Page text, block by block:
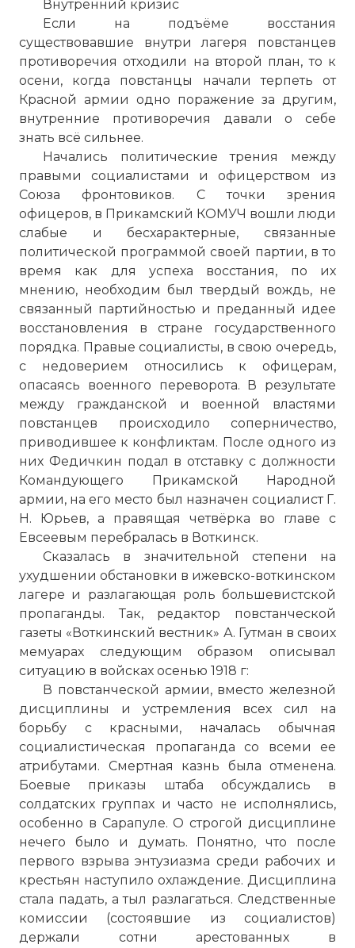
Внутренний кризис
Если на подъёме восстания
существовавшие внутри лагеря повстанцев
противоречия отходили на второй план, то к
осени, когда повстанцы начали терпеть от
Красной армии одно поражение за другим,
внутренние противоречия давали о себе
знать всё сильнее.
Начались политические трения между
правыми социалистами и офицерством из
Союза фронтовиков. С точки зрения
офицеров, в Прикамский КОМУЧ вошли люди
слабые и бесхарактерные, связанные
политической программой своей партии, в то
время как для успеха восстания, по их
мнению, необходим был твердый вождь, не
связанный партийностью и преданный идее
восстановления в стране государственного
порядка. Правые социалисты, в свою очередь,
с недоверием относились к офицерам,
опасаясь военного переворота. В результате
между гражданской и военной властями
повстанцев происходило соперничество,
приводившее к конфликтам. После одного из
них Федичкин подал в отставку с должности
Командующего Прикамской Народной
армии, на его место был назначен социалист Г.
Н. Юрьев, а правящая четвёрка во главе с
Евсеевым перебралась в Воткинск.
Сказалась в значительной степени на
ухудшении обстановки в ижевско-воткинском
лагере и разлагающая роль большевистской
пропаганды. Так, редактор повстанческой
газеты «Воткинский вестник» А. Гутман в своих
мемуарах следующим образом описывал
ситуацию в войсках осенью 1918 г:
В повстанческой армии, вместо железной
дисциплины и устремления всех сил на
борьбу с красными, началась обычная
социалистическая пропаганда со всеми ее
атрибутами. Смертная казнь была отменена.
Боевые приказы штаба обсуждались в
солдатских группах и часто не исполнялись,
особенно в Сарапуле. О строгой дисциплине
нечего было и думать. Понятно, что после
первого взрыва энтузиазма среди рабочих и
крестьян наступило охлаждение. Дисциплина
стала падать, а тыл разлагаться. Следственные
комиссии (состоявшие из социалистов)
держали сотни арестованных в